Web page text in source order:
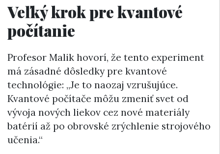
Veľký krok pre kvantové
počítanie
Profesor Malik hovorí, že tento experiment
má zásadné dôsledky pre kvantové
technológie: „Je to naozaj vzrušujúce.
Kvantové počítače môžu zmeniť svet od
vývoja nových liekov cez nové materiály
batérií až po obrovské zrýchlenie strojového
učenia.“